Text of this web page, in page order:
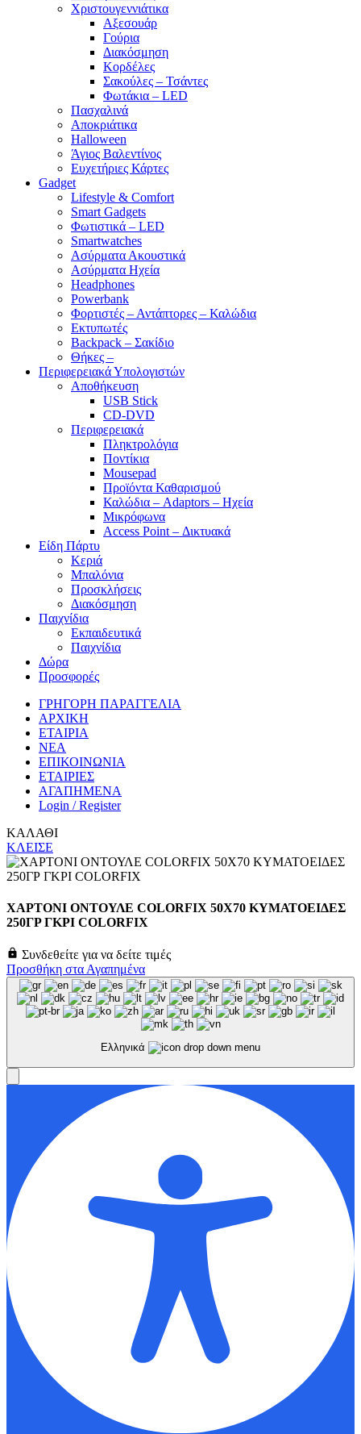
Χριστουγεννιάτικα
Αξεσουάρ
Γούρια
Διακόσμηση
Κορδέλες
Σακούλες – Τσάντες
Φωτάκια – LED
Πασχαλινά
Αποκριάτικα
Halloween
Άγιος Βαλεντίνος
Ευχετήριες Κάρτες
Gadget
Lifestyle & Comfort
Smart Gadgets
Φωτιστικά – LED
Smartwatches
Ασύρματα Ακουστικά
Ασύρματα Ηχεία
Headphones
Powerbank
Φορτιστές – Αντάπτορες – Καλώδια
Εκτυπωτές
Backpack – Σακίδιο
Θήκες –
Περιφερειακά Υπολογιστών
Αποθήκευση
USB Stick
CD-DVD
Περιφερειακά
Πληκτρολόγια
Ποντίκια
Mousepad
Προϊόντα Καθαρισμού
Καλώδια – Adaptors – Ηχεία
Μικρόφωνα
Access Point – Δικτυακά
Είδη Πάρτυ
Κεριά
Μπαλόνια
Προσκλήσεις
Διακόσμηση
Παιχνίδια
Εκπαιδευτικά
Παιχνίδια
Δώρα
Προσφορές
ΓΡΗΓΟΡΗ ΠΑΡΑΓΓΕΛΙΑ
ΑΡΧΙΚΗ
ΕΤΑΙΡΙΑ
ΝΕΑ
ΕΠΙΚΟΙΝΩΝΙΑ
ΕΤΑΙΡΙΕΣ
ΑΓΑΠΗΜΕΝΑ
Login / Register
ΚΑΛΑΘΙ
ΚΛΕΙΣΕ
ΧΑΡΤΟΝΙ ΟΝΤΟΥΛΕ COLORFIX 50Χ70 ΚΥΜΑΤΟΕΙΔΕΣ
250ΓΡ ΓΚΡΙ COLORFIX
Συνδεθείτε για να δείτε τιμές
Προσθήκη στα Αγαπημένα
Ελληνικά